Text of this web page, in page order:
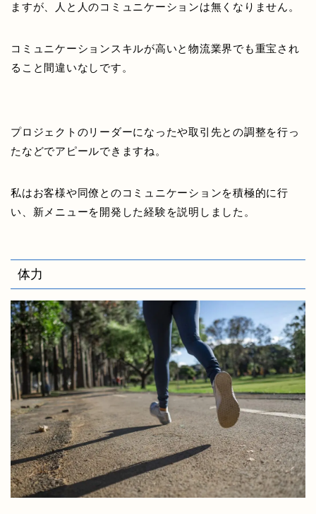
ますが、人と人のコミュニケーションは無くなりません。
コミュニケーションスキルが高いと物流業界でも重宝され
ること間違いなしです。
プロジェクトのリーダーになったや取引先との調整を行っ
たなどでアピールできますね。
私はお客様や同僚とのコミュニケーションを積極的に行
い、新メニューを開発した経験を説明しました。
体力